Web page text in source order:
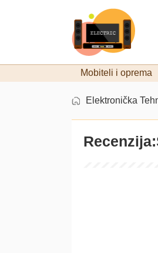
Mobiteli i oprema
Elektronička